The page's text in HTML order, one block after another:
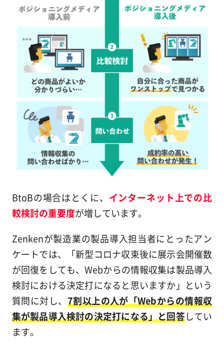
BtoBの場合はとくに、 インターネット上での比
較検討の重要度が増しています。
Zenkenが製造業の製品導入担当者にとったアン
ケートでは、「新型コロナ収束後に展示会開催数
が回復をしても、Webからの情報収集は製品導入
検討における決定打になると思いますか」という
質問に対し、 7割以上の人が「Webからの情報収
集が製品導入検討の決定打になる」と回答してい
ます。